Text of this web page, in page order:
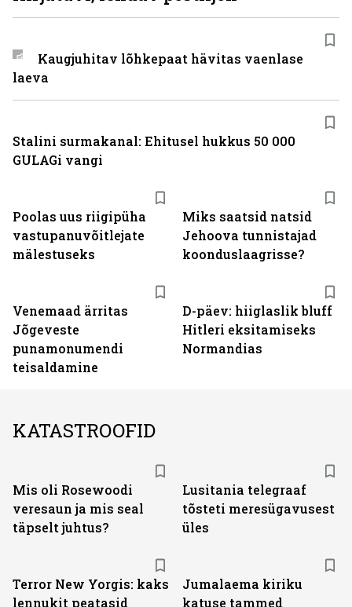
Poolas uus riigipüha
vastupanuvõitlejate
mälestuseks
Miks saatsid natsid
Jehoova tunnistajad
koonduslaagrisse?
Venemaad ärritas
Jõgeveste
punamonumendi
teisaldamine
D-päev: hiiglaslik bluff
Hitleri eksitamiseks
Normandias
Kaugjuhitav lõhkepaat hävitas vaenlase
laeva
Stalini surmakanal: Ehitusel hukkus 50 000
GULAGi vangi
KATASTROOFID
Mis oli Rosewoodi
veresaun ja mis seal
täpselt juhtus?
Lusitania telegraaf
tõsteti meresügavusest
üles
Terror New Yorgis: kaks
lennukit peatasid
Jumalaema kiriku
katuse tammed